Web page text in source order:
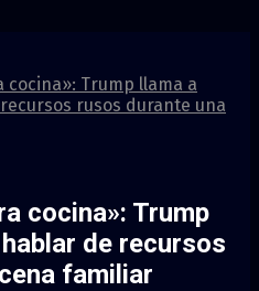
Trump llama a
rusos durante una
cocina»: Trump
hablar de recursos
familiar